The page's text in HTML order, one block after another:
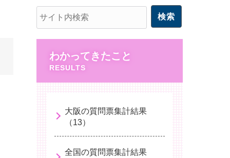
わかってきたこと
大阪の質問票集計結果
（13）
全国の質問票集計結果